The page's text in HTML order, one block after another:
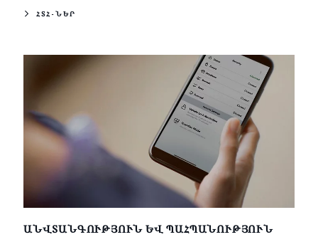
ՀՏՀ-ՆԵՐ
ԱՆՎՏԱՆԳՈՒԹՅՈՒՆ ԵՎ ՊԱՀՊԱՆՈՒԹՅՈՒՆ